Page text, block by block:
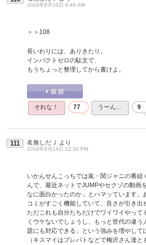
2016年8月10日 8:46 AM
＞＞108
長いわりには、ありきたり。
インパクトゼロの駄文で、
もうちょっと整理してから書けよ。
それな！ 77 うーん… 9
111 名無しだＪ より
2016年8月14日 12:30 PM
いかんせんこっちでは嵐・関ジャニの番組
んで、最近ネットでJUMPやセクゾの動画
なに面白かったのか」とハマッています。
コミがすごく機能していて、良さが引き出
ただこれも自分たちだけでワイワイやって
くウケないでしょうし、もっと世代の違
題にも対応できる」という強みを増やして
（キスマイはプレバトなどで梅沢さん達